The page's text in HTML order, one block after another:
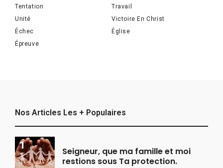
Tentation
Travail
Unité
Victoire En Christ
Échec
Église
Épreuve
Nos Articles Les + Populaires
Seigneur, que ma famille et moi
restions sous Ta protection.